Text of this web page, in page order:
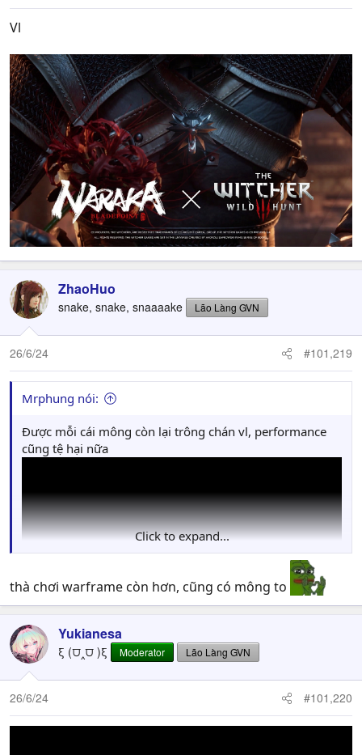
Vl
ZhaoHuo
snake, snake, snaaaake Lão Làng GVN
26/6/24 #101,219
Mrphung nói:
Được mỗi cái mông còn lại trông chán vl, performance
cũng tệ hại nữa
Click to expand...
thà chơi warframe còn hơn, cũng có mông to
Yukianesa
ξ (⩌‸⩌ )ξ Moderator Lão Làng GVN
26/6/24 #101,220